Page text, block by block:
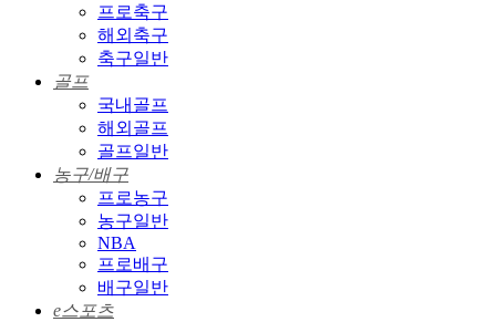
프로축구
해외축구
축구일반
골프
국내골프
해외골프
골프일반
농구/배구
프로농구
농구일반
NBA
프로배구
배구일반
e스포츠